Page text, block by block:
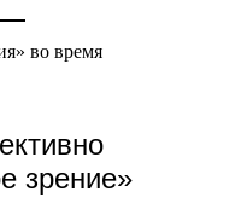
зрение»